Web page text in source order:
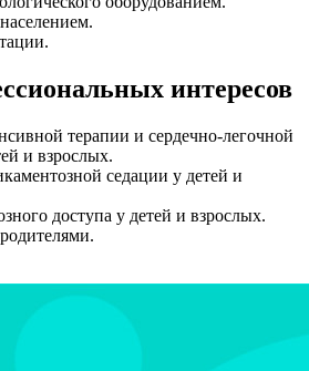
интересов
терапии и сердечно-легочной
и взрослых.
седации у детей и
доступа у детей и взрослых.